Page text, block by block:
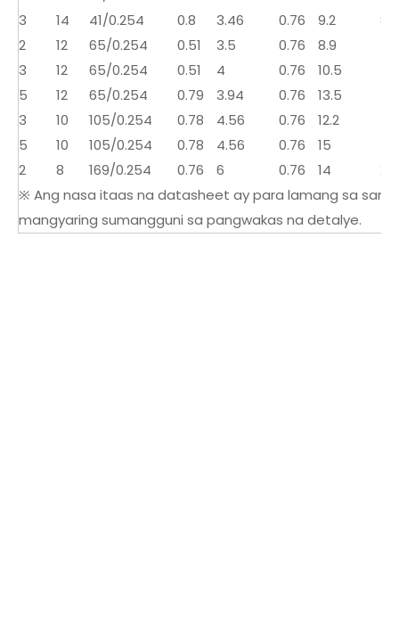
3
14 41/0.254 0.8 3.46 0.76 9.2
2
12 65/0.254 0.51 3.5 0.76 8.9
3
12 65/0.254 0.51 4 0.76 10.5
5
12 65/0.254 0.79 3.94 0.76 13.5
3
10 105/0.254 0.78 4.56 0.76 12.2
5
10 105/0.254 0.78 4.56 0.76 15
2
8 169/0.254 0.76 6 0.76 14
※ Ang nasa itaas na datasheet ay para lamang sa
mangyaring sumangguni sa pangwakas na detalye.